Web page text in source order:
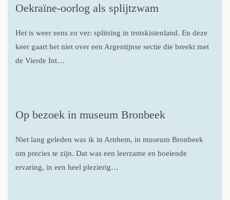
Oekraïne-oorlog als splijtzwam
Het is weer eens zo ver: splitsing in trotskistenland. En deze
keer gaart het niet over een Argentijnse sectie die breekt met
de Vierde Int…
Op bezoek in museum Bronbeek
Niet lang geleden was ik in Arnhem, in museum Bronbeek
om precies te zijn. Dat was een leerzame en boeiende
ervaring, in een heel plezierig…